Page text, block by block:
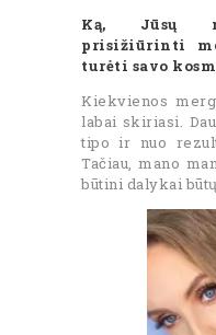
Ką, Jūsų
prisižiūrinti
turėti savo
Kiekvienos
labai skiriasi.
tipo ir nuo
Tačiau, mano
būtini dalykai